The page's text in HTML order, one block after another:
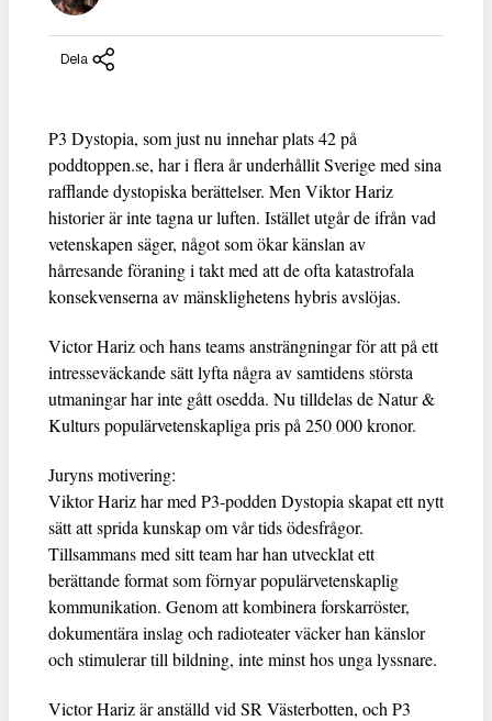
Dela
P3 Dystopia, som just nu innehar plats 42 på
poddtoppen.se, har i flera år underhållit Sverige med sina
rafflande dystopiska berättelser. Men Viktor Hariz
historier är inte tagna ur luften. Istället utgår de ifrån vad
vetenskapen säger, något som ökar känslan av
hårresande föraning i takt med att de ofta katastrofala
konsekvenserna av mänsklighetens hybris avslöjas.
Victor Hariz och hans teams ansträngningar för att på ett
intresseväckande sätt lyfta några av samtidens största
utmaningar har inte gått osedda. Nu tilldelas de Natur &
Kulturs populärvetenskapliga pris på 250 000 kronor.
Juryns motivering:
Viktor Hariz har med P3-podden Dystopia skapat ett nytt
sätt att sprida kunskap om vår tids ödesfrågor.
Tillsammans med sitt team har han utvecklat ett
berättande format som förnyar populärvetenskaplig
kommunikation. Genom att kombinera forskarröster,
dokumentära inslag och radioteater väcker han känslor
och stimulerar till bildning, inte minst hos unga lyssnare.
Victor Hariz är anställd vid SR Västerbotten, och P3